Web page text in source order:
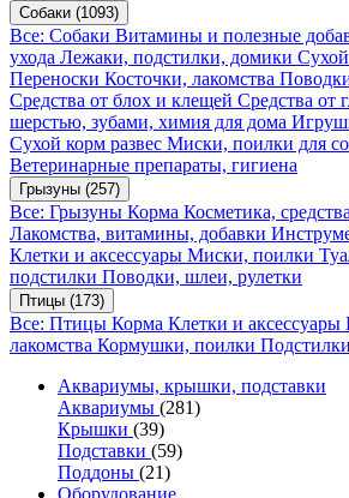
Собаки (1093)
Все: Собаки Витамины и полезные
ухода Лежаки, подстилки, домики
Переноски Косточки, лакомства
Средства от блох и клещей Средства от
шерстью, зубами, химия для дома
Сухой корм развес Миски, поилки для
Ветеринарные препараты, гигиена
Грызуны (257)
Все: Грызуны Корма Косметика,
Лакомства, витамины, добавки
Клетки и аксессуары Миски, поилки
подстилки Поводки, шлеи, рулетки
Птицы (173)
Все: Птицы Корма Клетки и аксессуары
лакомства Кормушки, поилки Подстилки
Аквариумы, крышки, подставки
Аквариумы (281)
Крышки (39)
Подставки (59)
Поддоны (21)
Оборудование